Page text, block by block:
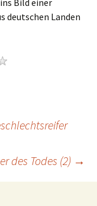
Bild einer
deutschen Landen
des Todes (2) →